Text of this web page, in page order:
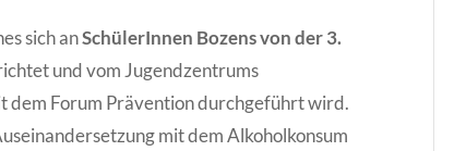
sich anSchülerInnen Bozens von der 3.
und vom Jugendzentrums
dem Forum Prävention durchgeführt wird.
mit dem Alkoholkonsum